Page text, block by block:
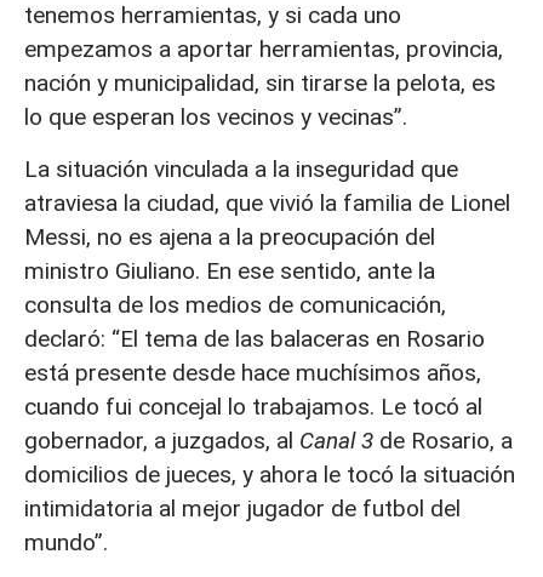
tenemos herramientas, y si cada uno
empezamos a aportar herramientas, provincia,
nación y municipalidad, sin tirarse la pelota, es
lo que esperan los vecinos y vecinas”.
La situación vinculada a la inseguridad que
atraviesa la ciudad, que vivió la familia de Lionel
Messi, no es ajena a la preocupación del
ministro Giuliano. En ese sentido, ante la
consulta de los medios de comunicación,
declaró: “El tema de las balaceras en Rosario
está presente desde hace muchísimos años,
cuando fui concejal lo trabajamos. Le tocó al
gobernador, a juzgados, al Canal 3 de Rosario, a
domicilios de jueces, y ahora le tocó la situación
intimidatoria al mejor jugador de futbol del
mundo”.